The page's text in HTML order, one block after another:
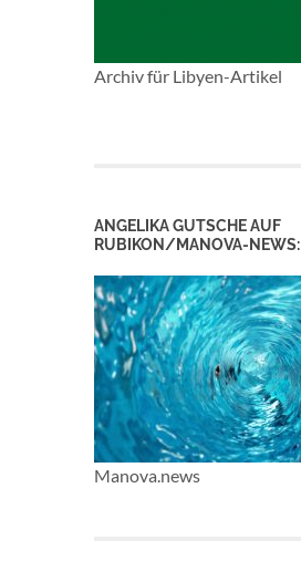
Archiv für Libyen-Artikel
ANGELIKA GUTSCHE AUF
RUBIKON/MANOVA-NEWS:
Manova.news